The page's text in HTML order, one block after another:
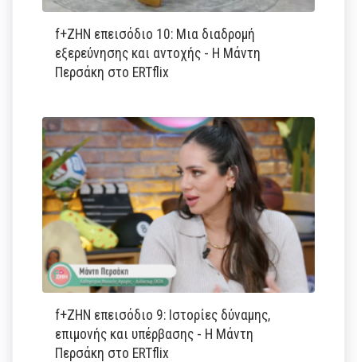
f+ΖΗΝ επεισόδιο 10: Μια διαδρομή
εξερεύνησης και αντοχής - Η Μάντη
Περσάκη στο ERTflix
f+ΖΗΝ επεισόδιο 9: Ιστορίες δύναμης,
επιμονής και υπέρβασης - Η Μάντη
Περσάκη στο ERTflix